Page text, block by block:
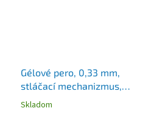
Gélové pero, 0,33 mm,
stláčací mechanizmus,
pruhované telo, ZEBRA
Skladom